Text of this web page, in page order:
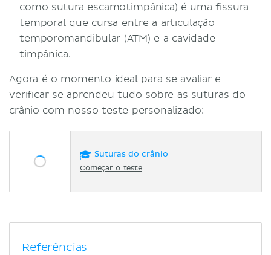
como sutura escamotimpânica) é uma fissura
temporal que cursa entre a articulação
temporomandibular (ATM) e a cavidade
timpânica.
Agora é o momento ideal para se avaliar e
verificar se aprendeu tudo sobre as suturas do
crânio com nosso teste personalizado:
Suturas do crânio
Começar o teste
Referências